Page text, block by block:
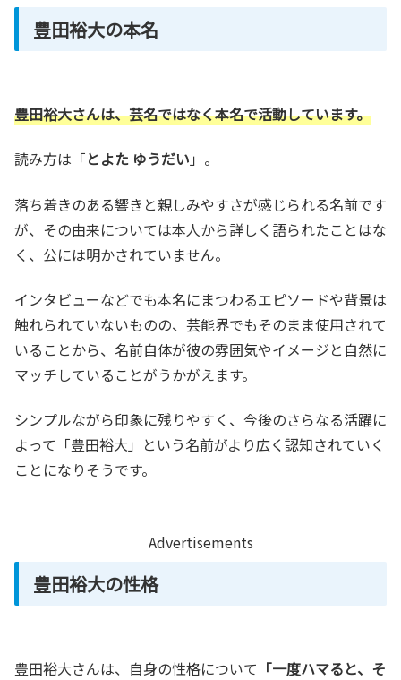
豊田裕大の本名
豊田裕大さんは、芸名ではなく本名で活動しています。
読み方は「とよた ゆうだい 」。
落ち着きのある響きと親しみやすさが感じられる名前です
が、その由来については本人から詳しく語られたことはな
く、公には明かされていません。
インタビューなどでも本名にまつわるエピソードや背景は
触れられていないものの、芸能界でもそのまま使用されて
いることから、名前自体が彼の雰囲気やイメージと自然に
マッチしていることがうかがえます。
シンプルながら印象に残りやすく、今後のさらなる活躍に
よって「豊田裕大」という名前がより広く認知されていく
ことになりそうです。
Advertisements
豊田裕大の性格
豊田裕大さんは、自身の性格について 「一度ハマると、そ